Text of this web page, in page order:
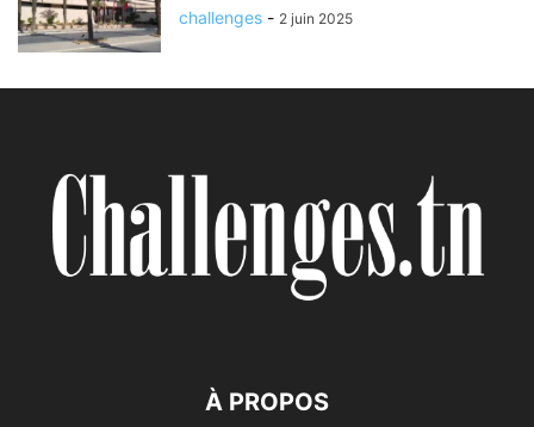
challenges - 2 juin 2025
À PROPOS